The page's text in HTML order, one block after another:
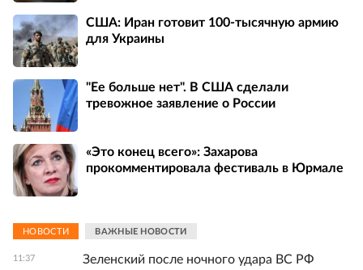
США: Иран готовит 100-тысячную армию
для Украины
"Ее больше нет". В США сделали
тревожное заявление о России
«Это конец всего»: Захарова
прокомментировала фестиваль в Юрмале
НОВОСТИ ВАЖНЫЕ НОВОСТИ
11:37
Зеленский после ночного удара ВС РФ